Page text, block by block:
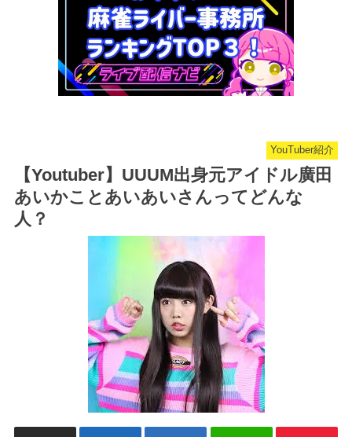
YouTuber紹介
【Youtuber】UUUM出身元アイドル廣田
あいかことあいあいさんってどんな
人？